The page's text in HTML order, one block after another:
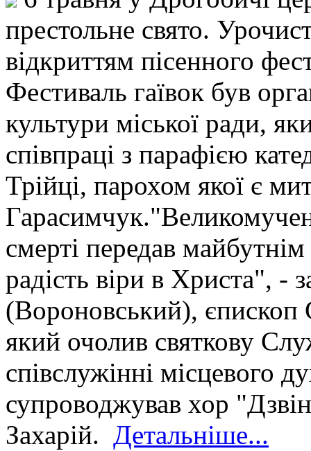
престольне свято.
відкриттям пісенного
Фестиваль гаївок був
культури міської ради,
співпраці з парафією
Трійці, парохом якої є
смерті передав
радість віри в Христа", -
(Вороновський), єпископ
який очолив святкову
співслужінні місцевого
супроводжував хор
Захарій. Детальніше...